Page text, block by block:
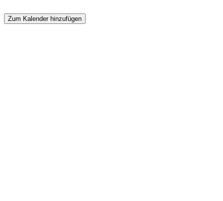
Zum Kalender hinzufügen